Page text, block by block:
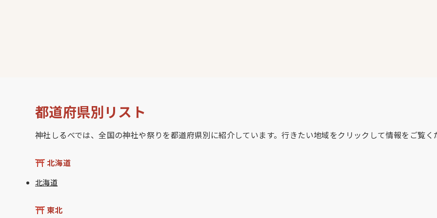
都道府県別リスト
神社しるべでは、全国の神社や祭りを都道府県別に紹介しています。行きたい地域をクリックして情報をご覧く
北海道
北海道
東北